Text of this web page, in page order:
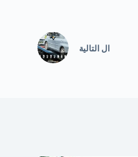
ال التالية